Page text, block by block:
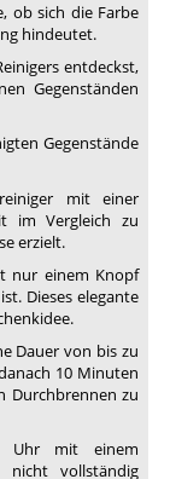
ob sich die Farbe
hindeutet.
entdeckst,
Gegenständen
Gegenstände
mit einer
im Vergleich zu
erzielt.
nur einem Knopf
Dieses elegante
Dauer von bis zu
10 Minuten
Durchbrennen zu
Uhr mit einem
nicht vollständig